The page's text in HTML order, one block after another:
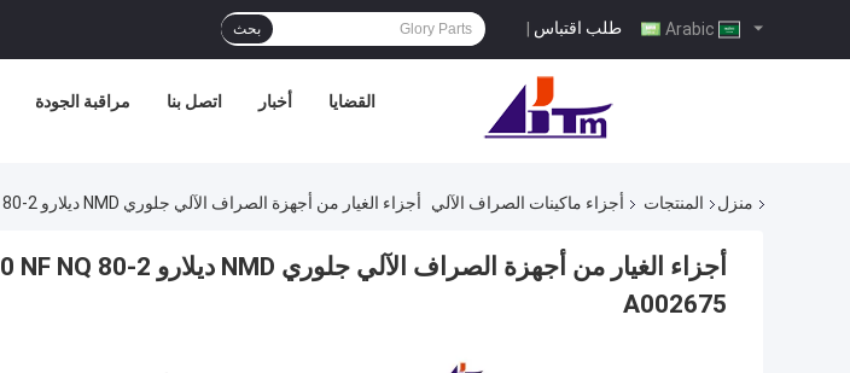
طلب اقتباس | بحث
مراقبة الجودة اتصل بنا أخبار القضايا
منزل المنتجات أجزاء ماكينات الصراف الآلي أجزاء الغيار من أجهزة الصراف الآلي جلوري NMD ديلارو NMD100 NF NQ 80-2 حزام A002675
A002675